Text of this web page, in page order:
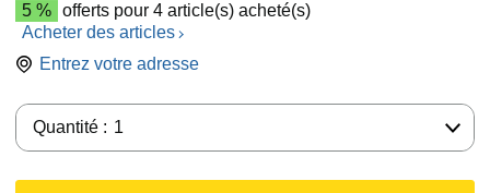
5 % offerts pour 4 article(s) acheté(s)
Acheter des articles
Entrez votre adresse
Quantité : 1